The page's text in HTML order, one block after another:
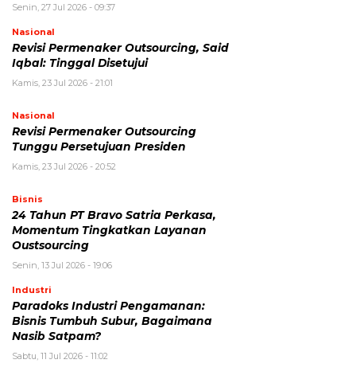
Senin, 27 Jul 2026 - 09:37
Nasional
Revisi Permenaker Outsourcing, Said
Iqbal: Tinggal Disetujui
Kamis, 23 Jul 2026 - 21:01
Nasional
Revisi Permenaker Outsourcing
Tunggu Persetujuan Presiden
Kamis, 23 Jul 2026 - 20:52
Bisnis
24 Tahun PT Bravo Satria Perkasa,
Momentum Tingkatkan Layanan
Oustsourcing
Senin, 13 Jul 2026 - 19:06
Industri
Paradoks Industri Pengamanan:
Bisnis Tumbuh Subur, Bagaimana
Nasib Satpam?
Sabtu, 11 Jul 2026 - 11:02